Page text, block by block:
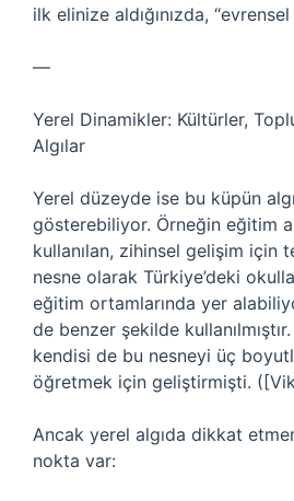
ilk elinize aldığınızda,
—
Yerel Dinamikler: Kültürler,
Algılar
Yerel düzeyde ise bu küpün
gösterebiliyor. Örneğin eğitim
kullanılan, zihinsel gelişim için
nesne olarak Türkiye’deki
eğitim ortamlarında yer
de benzer şekilde
kendisi de bu nesneyi üç
öğretmek için geliştirmişti.
Ancak yerel algıda dikkat
nokta var: